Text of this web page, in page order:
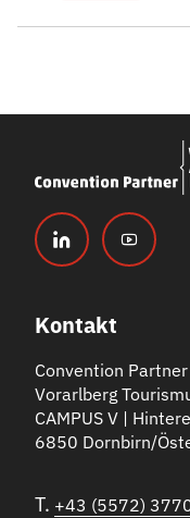
Kontakt
Convention
Vorarlberg
CAMPUS V |
6850 Dornbirn/
T. +43 (5572)